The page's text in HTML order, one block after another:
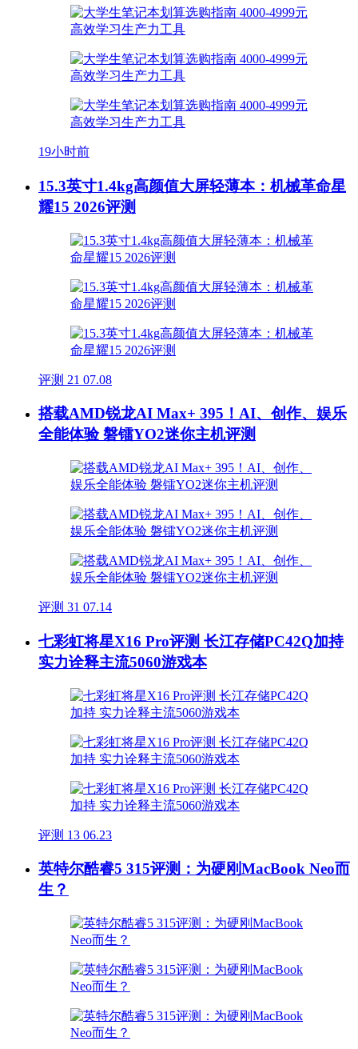
19小时前
15.3英寸1.4kg高颜值大屏轻薄本：机械革命星
耀15 2026评测
评测 21 07.08
搭载AMD锐龙AI Max+ 395！AI、创作、娱乐
全能体验 磐镭YO2迷你主机评测
评测 31 07.14
七彩虹将星X16 Pro评测 长江存储PC42Q加持
实力诠释主流5060游戏本
评测 13 06.23
英特尔酷睿5 315评测：为硬刚MacBook Neo而
生？